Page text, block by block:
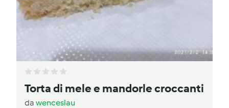
Torta di mele e mandorle croccanti
da wenceslau